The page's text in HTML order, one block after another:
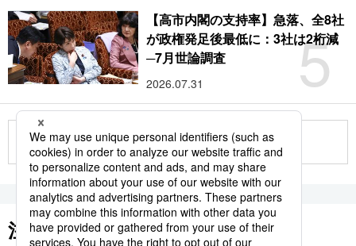
5
【高市内閣の支持率】急落、全8社
が政権発足後最低に：3社は2桁減
─7月世論調査
2026.07.31
もっと見る
注目のキーワード